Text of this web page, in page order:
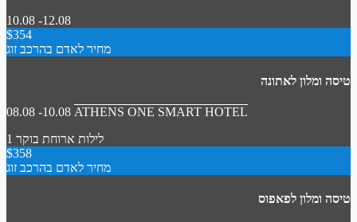
10.08 -12.08
$354
מחיר לאדם בהרכב זוג
טיסה ומלון לאתונה
08.08 -10.08 ATHENS ONE SMART HOTEL
1 לילות ארוחת בוקר
$358
מחיר לאדם בהרכב זוג
טיסה ומלון לפאפוס